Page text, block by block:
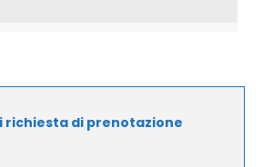
richiesta di prenotazione